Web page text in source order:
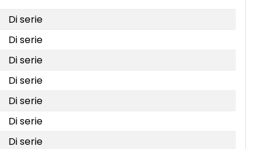
Di serie
Di serie
Di serie
Di serie
Di serie
Di serie
Di serie